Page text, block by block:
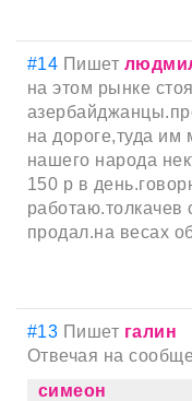
#14 Пишет
на этом рынке
на дороге,туда им
нашего народа
150 р в
работаю.толкачев
продал.на весах
#13 Пишет галин
Отвечая на
симеон